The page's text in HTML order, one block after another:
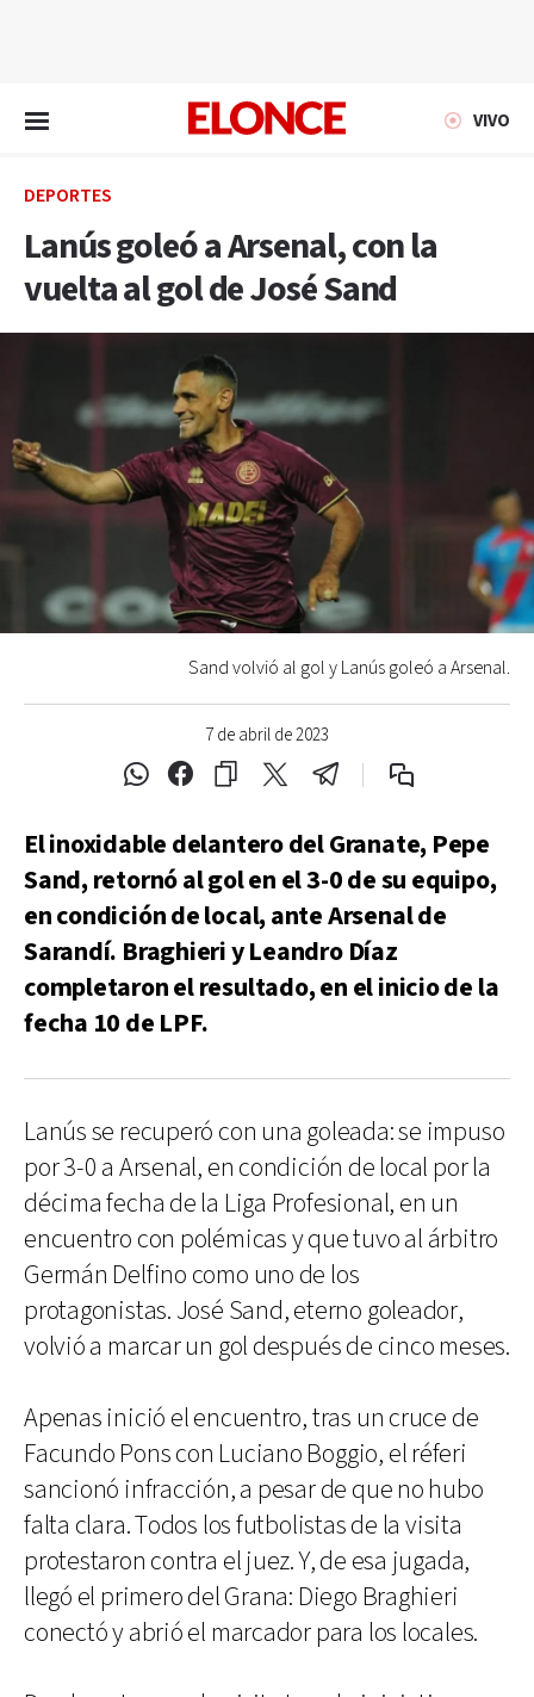
VIVO
DEPORTES
Lanús goleó a Arsenal, con la
vuelta al gol de José Sand
7 de abril de 2023
Sand volvió al gol y Lanús goleó a Arsenal.
El inoxidable delantero del Granate, Pepe
Sand, retornó al gol en el 3-0 de su equipo,
en condición de local, ante Arsenal de
Sarandí. Braghieri y Leandro Díaz
completaron el resultado, en el inicio de la
fecha 10 de LPF.
Lanús se recuperó con una goleada: se impuso
por 3-0 a Arsenal, en condición de local por la
décima fecha de la Liga Profesional, en un
encuentro con polémicas y que tuvo al árbitro
Germán Delfino como uno de los
protagonistas. José Sand, eterno goleador,
volvió a marcar un gol después de cinco meses.
Apenas inició el encuentro, tras un cruce de
Facundo Pons con Luciano Boggio, el réferi
sancionó infracción, a pesar de que no hubo
falta clara. Todos los futbolistas de la visita
protestaron contra el juez. Y, de esa jugada,
llegó el primero del Grana: Diego Braghieri
conectó y abrió el marcador para los locales.